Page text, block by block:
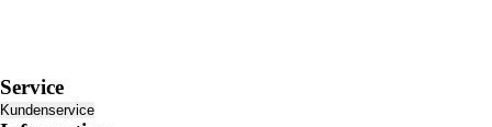
Service
Kundenservice